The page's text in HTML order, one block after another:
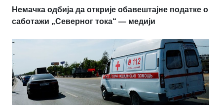
Немачка одбија да открије обавештајне податке о
саботажи „Северног тока“ — медији